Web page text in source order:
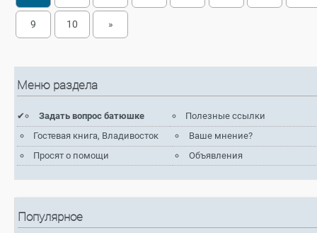
9 10 »
Меню раздела
Задать вопрос батюшке
Полезные ссылки
Гостевая книга, Владивосток
Ваше мнение?
Просят о помощи
Объявления
Популярное